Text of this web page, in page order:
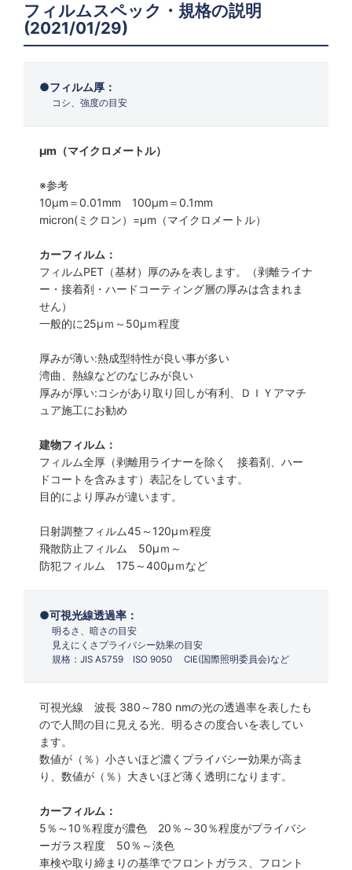
フィルムスペック・規格の説明
(2021/01/29)
フィルム厚：
コシ、強度の目安
μm（マイクロメートル）
※参考
10μm＝0.01mm 100μm＝0.1mm
micron(ミクロン）=µm（マイクロメートル）
カーフィルム：
フィルムPET（基材）厚のみを表します。（剥離ライナ
ー・接着剤・ハードコーティング層の厚みは含まれま
せん）
一般的に25µｍ～50µｍ程度
厚みが薄い:熱成型特性が良い事が多い
湾曲、熱線などのなじみが良い
厚みが厚い:コシがあり取り回しが有利、ＤＩＹアマチ
ュア施工にお勧め
建物フィルム：
フィルム全厚（剥離用ライナーを除く 接着剤、ハー
ドコートを含みます）表記をしています。
目的により厚みが違います。
日射調整フィルム45～120µｍ程度
飛散防止フィルム 50µｍ～
防犯フィルム 175～400µｍなど
可視光線透過率：
明るさ、暗さの目安
見えにくさプライバシー効果の目安
規格：JIS A5759 ISO 9050 CIE(国際照明委員会)など
可視光線 波長 380～780 nmの光の透過率を表したも
ので人間の目に見える光、明るさの度合いを表してい
ます。
数値が（％）小さいほど濃くプライバシー効果が高ま
り、数値が（％）大きいほど薄く透明になります。
カーフィルム：
5％～10％程度が濃色 20％～30％程度がプライバシ
ーガラス程度 50％～淡色
車検や取り締まりの基準でフロントガラス、フロント